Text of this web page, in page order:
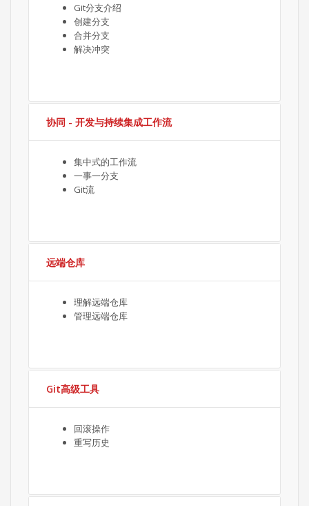
Git分支介绍
创建分支
合并分支
解决冲突
协同 - 开发与持续集成工作流
集中式的工作流
一事一分支
Git流
远端仓库
理解远端仓库
管理远端仓库
Git高级工具
回滚操作
重写历史